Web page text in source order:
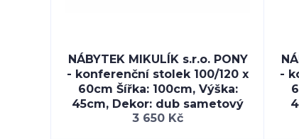
NÁBYTEK MIKULÍK s.r.o. PONY
- konferenční stolek 100/120 x
60cm Šířka: 100cm, Výška:
45cm, Dekor: dub sametový
3 650 Kč
-